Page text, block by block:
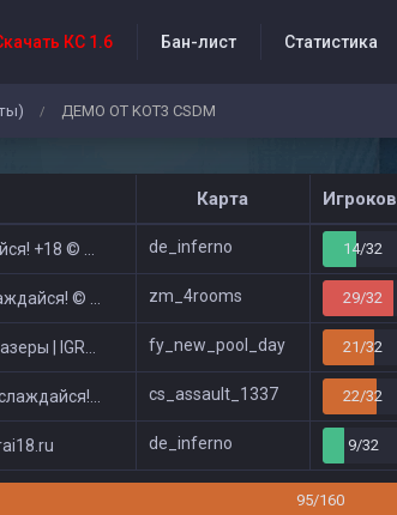
КС 1.6 Бан-лист Статистика
/ ДЕМО ОТ KOT3 CSDM
Карта Игроков
© Public de_inferno 14/32
© Zombie Show zm_4rooms 29/32
ツ █ fy_new_pool_day 21/32
© Classic cs_assault_1337 22/32
de_inferno 9/32
95/160